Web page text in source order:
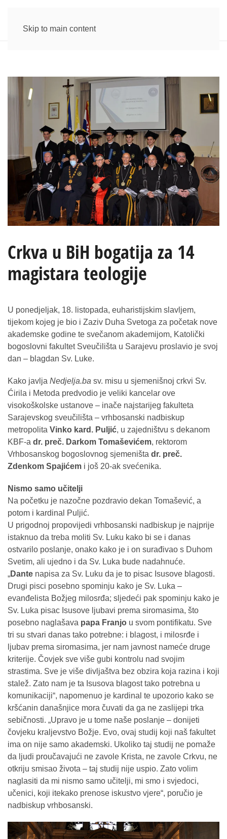
Skip to main content
Crkva u BiH bogatija za 14
magistara teologije
U ponedjeljak, 18. listopada, euharistijskim slavljem,
tijekom kojeg je bio i Zaziv Duha Svetoga za početak nove
akademske godine te svečanom akademijom, Katolički
bogoslovni fakultet Sveučilišta u Sarajevu proslavio je svoj
dan – blagdan Sv. Luke.
Kako javlja Nedjelja.ba sv. misu u sjemenišnoj crkvi Sv.
Ćirila i Metoda predvodio je veliki kancelar ove
visokoškolske ustanove – inače najstarijeg fakulteta
Sarajevskog sveučilišta – vrhbosanski nadbiskup
metropolita Vinko kard. Puljić, u zajedništvu s dekanom
KBF-a dr. preč. Darkom Tomaševićem, rektorom
Vrhbosanskog bogoslovnog sjemeništa dr. preč.
Zdenkom Spajićem i još 20-ak svećenika.
Nismo samo učitelji
Na početku je nazočne pozdravio dekan Tomašević, a
potom i kardinal Puljić.
U prigodnoj propovijedi vrhbosanski nadbiskup je najprije
istaknuo da treba moliti Sv. Luku kako bi se i danas
ostvarilo poslanje, onako kako je i on surađivao s Duhom
Svetim, ali ujedno i da Sv. Luka bude nadahnuće.
„Dante napisa za Sv. Luku da je to pisac Isusove blagosti.
Drugi pisci posebno spominju kako je Sv. Luka –
evanđelista Božjeg milosrđa; sljedeći pak spominju kako je
Sv. Luka pisac Isusove ljubavi prema siromasima, što
posebno naglašava papa Franjo u svom pontifikatu. Sve
tri su stvari danas tako potrebne: i blagost, i milosrđe i
ljubav prema siromasima, jer nam javnost nameće druge
kriterije. Čovjek sve više gubi kontrolu nad svojim
strastima. Sve je više divljaštva bez obzira koja razina i koji
stalež. Zato nam je ta Isusova blagost tako potrebna u
komunikaciji“, napomenuo je kardinal te upozorio kako se
kršćanin današnjice mora čuvati da ga ne zaslijepi trka
sebičnosti. „Upravo je u tome naše poslanje – donijeti
čovjeku kraljevstvo Božje. Evo, ovaj studij koji naš fakultet
ima on nije samo akademski. Ukoliko taj studij ne pomaže
da ljudi proučavajući ne zavole Krista, ne zavole Crkvu, ne
otkriju smisao života – taj studij nije uspio. Zato volim
naglasiti da mi nismo samo učitelji, mi smo i svjedoci,
učenici, koji itekako prenose iskustvo vjere“, poručio je
nadbiskup vrhbosanski.